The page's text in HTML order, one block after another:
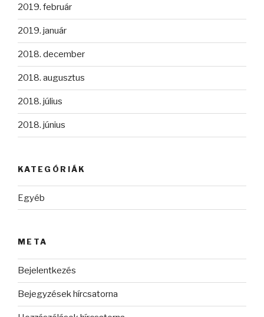
2019. február
2019. január
2018. december
2018. augusztus
2018. július
2018. június
KATEGÓRIÁK
Egyéb
META
Bejelentkezés
Bejegyzések hírcsatorna